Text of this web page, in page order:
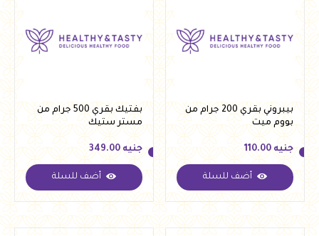
بيبروني بقري 200 جرام من
بووم ميت
جنيه 110.00
جنيه 110.00
أضف للسلة
بفتيك بقري 500 جرام من
مستر ستيك
جنيه 349.00
جنيه 349.00
أضف للسلة